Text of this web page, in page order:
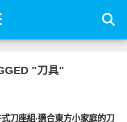
"刀具"
刀座組‧適合東方小家庭的刀